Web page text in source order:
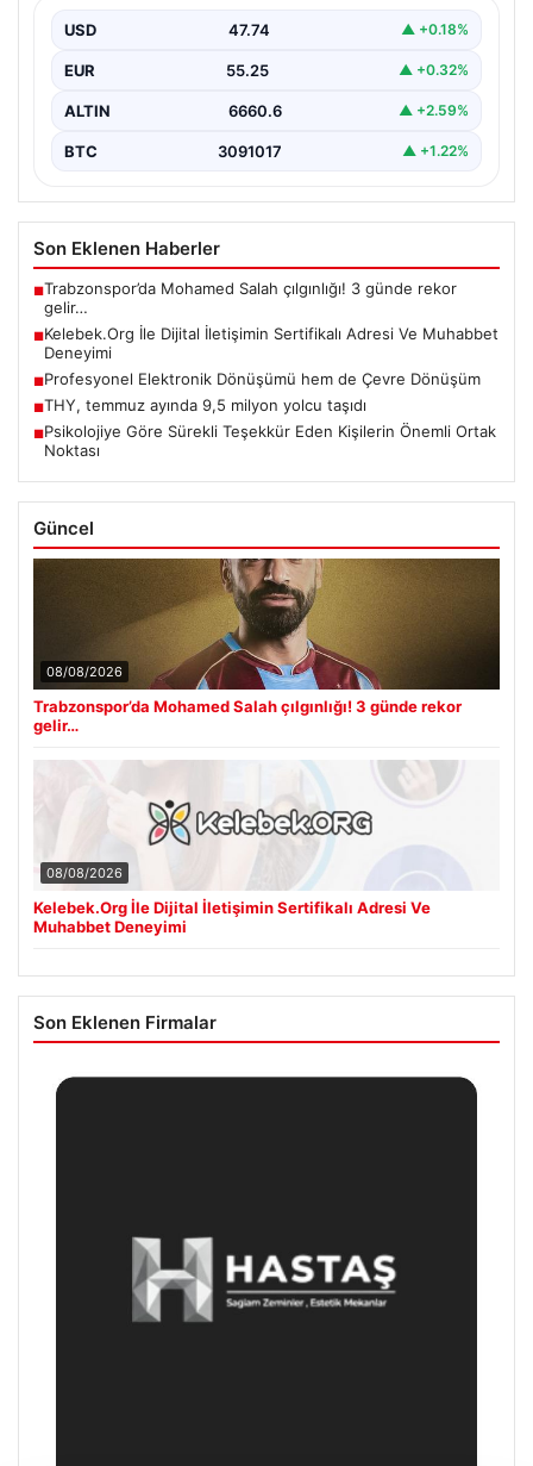
Sanal ortamında insanların kaliteli bir şekilde bağlantı
olarak…
USD 47.74 ▲ +0.18%
EUR 55.25 ▲ +0.32%
ALTIN 6660.6 ▲ +2.59%
BTC 3091017 ▲ +1.22%
Son Eklenen Haberler
■Trabzonspor’da Mohamed Salah çılgınlığı! 3 günde rekor
gelir…
■Kelebek.Org İle Dijital İletişimin Sertifikalı Adresi Ve Muhabbet
Deneyimi
■Profesyonel Elektronik Dönüşümü hem de Çevre Dönüşüm
■THY, temmuz ayında 9,5 milyon yolcu taşıdı
■Psikolojiye Göre Sürekli Teşekkür Eden Kişilerin Önemli Ortak
Noktası
Güncel
08/08/2026
Trabzonspor’da Mohamed Salah çılgınlığı! 3 günde rekor
gelir…
08/08/2026
Kelebek.Org İle Dijital İletişimin Sertifikalı Adresi Ve
Muhabbet Deneyimi
Son Eklenen Firmalar